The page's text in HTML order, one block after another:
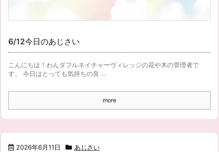
6/12今日のあじさい
こんにちは！わんダフルネイチャーヴィレッジの花や木の管理者で
す。 今日はとっても気持ちの良 ...
more
2026年6月11日 あじさい